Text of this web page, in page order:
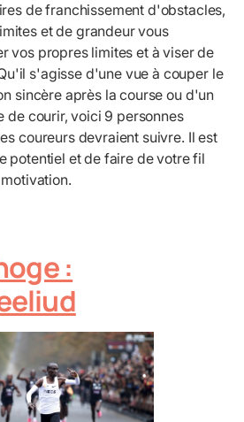
de franchissement d'obstacles,
et de grandeur vous
vos propres limites et à viser de
s'agisse d'une vue à couper le
sincère après la course ou d'un
de courir, voici 9 personnes
coureurs devraient suivre. Il est
potentiel et de faire de votre fil
: